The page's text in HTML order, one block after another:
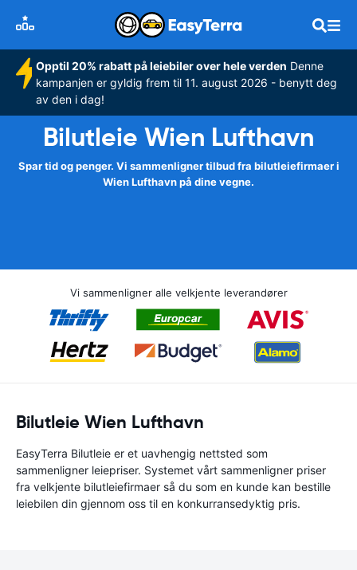
Opptil 20% rabatt på leiebiler over hele verden Denne
kampanjen er gyldig frem til 11. august 2026 - benytt deg
av den i dag!
Bilutleie Wien Lufthavn
Spar tid og penger. Vi sammenligner tilbud fra bilutleiefirmaer i
Wien Lufthavn på dine vegne.
Vi sammenligner alle velkjente leverandører
Bilutleie Wien Lufthavn
EasyTerra Bilutleie er et uavhengig nettsted som
sammenligner leiepriser. Systemet vårt sammenligner priser
fra velkjente bilutleiefirmaer så du som en kunde kan bestille
leiebilen din gjennom oss til en konkurransedyktig pris.